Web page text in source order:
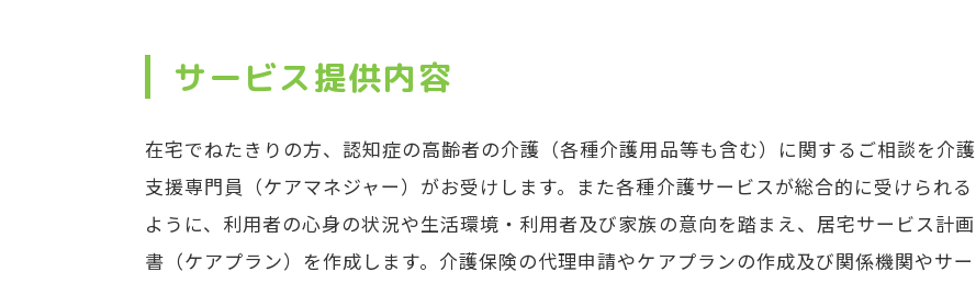
サービス提供内容
在宅でねたきりの方、認知症の高齢者の介護（各種介護用品等も含む）に関するご相談を介護
支援専門員（ケアマネジャー）がお受けします。また各種介護サービスが総合的に受けられる
ように、利用者の心身の状況や生活環境・利用者及び家族の意向を踏まえ、居宅サービス計画
書（ケアプラン）を作成します。介護保険の代理申請やケアプランの作成及び関係機関やサー